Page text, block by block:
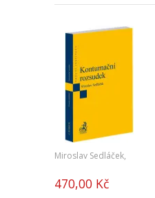
Miroslav Sedláček,
470,00 Kč